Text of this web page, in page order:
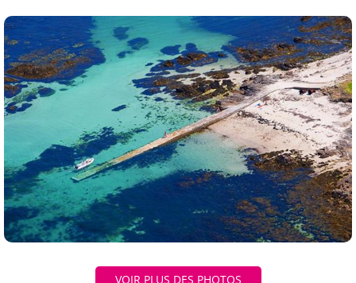
VOIR PLUS DES PHOTOS